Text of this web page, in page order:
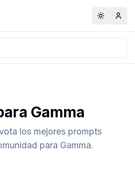
Toggle
Gamma
los mejores prompts
para Gamma.